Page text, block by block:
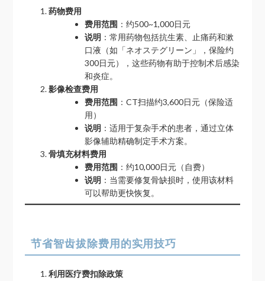
药物费用
费用范围 ：约500~1,000日元
说明 ：常用药物包括抗生素、止痛药和漱
口液（如「ネオステグリーン」，保险约
300日元），这些药物有助于控制术后感染
和炎症。
影像检查费用
费用范围 ：CT扫描约3,600日元（保险适
用）
说明 ：适用于复杂手术的患者，通过立体
影像辅助精确制定手术方案。
骨填充材料费用
费用范围 ：约10,000日元（自费）
说明 ：当需要修复骨缺损时，使用该材料
可以帮助更快恢复。
节省智齿拔除费用的实用技巧
利用医疗费扣除政策